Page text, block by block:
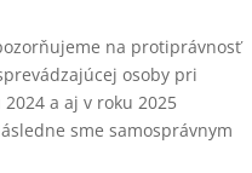
na protiprávnosť
osoby pri
a aj v roku 2025
sme samosprávnym